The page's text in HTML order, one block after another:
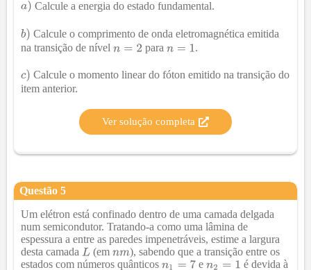
Calcule a energia do estado fundamental.
Calcule o comprimento de onda eletromagnética emitida
na transição de nível
para .
Calcule o momento linear do fóton emitido na transição do
item anterior.
Ver solução completa
Questão 5
Um elétron está confinado dentro de uma camada delgada
num semicondutor. Tratando-a como uma lâmina de
espessura a entre as paredes impenetráveis, estime a largura
desta camada
(em
), sabendo que a transição entre os
estados com números quânticos
e
é devida à